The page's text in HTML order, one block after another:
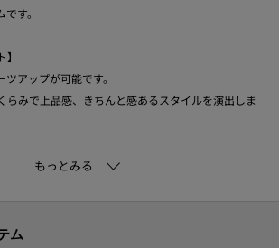
す。
アップが可能です。
らみで上品感、きちんと感あるスタイルを演出しま
ム